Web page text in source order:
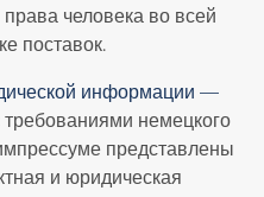
человека во всей
поставок.
информации —
требованиями немецкого
представлены
и юридическая